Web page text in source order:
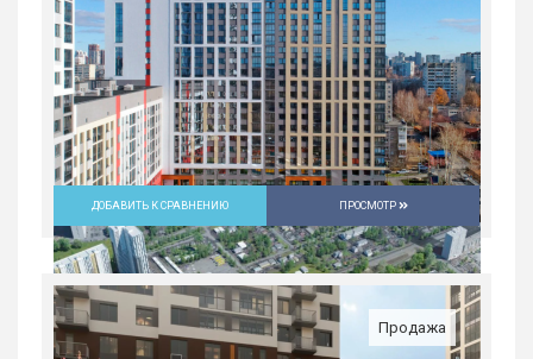
ДОБАВИТЬ К СРАВНЕНИЮ ПРОСМОТР
Продажа